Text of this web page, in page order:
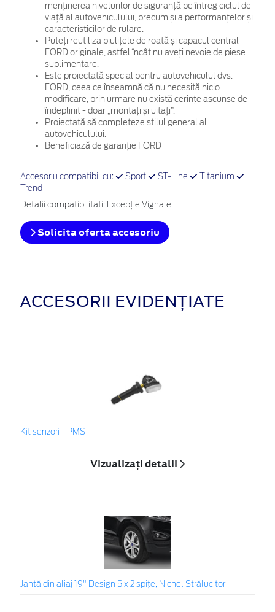
menținerea nivelurilor de siguranță pe întreg ciclul de
viață al autovehiculului, precum și a performanțelor și
caracteristicilor de rulare.
Puteți reutiliza piulițele de roată și capacul central
FORD originale, astfel încât nu aveți nevoie de piese
suplimentare.
Este proiectată special pentru autovehiculul dvs.
FORD, ceea ce înseamnă că nu necesită nicio
modificare, prin urmare nu există cerințe ascunse de
îndeplinit - doar „montați și uitați”.
Proiectată să completeze stilul general al
autovehiculului.
Beneficiază de garanție FORD
Accesoriu compatibil cu: Sport ST-Line
Titanium
Trend
Detalii compatibilitati: Excepție Vignale
Solicita oferta accesoriu
ACCESORII EVIDENȚIATE
Kit senzori TPMS
Vizualizați detalii
Jantă din aliaj 19" Design 5 x 2 spițe, Nichel Strălucitor